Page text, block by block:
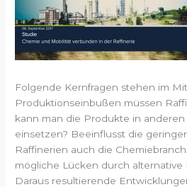
Folgende Kernfragen stehen im
Produktionseinbußen müssen
kann man die Produkte in
einsetzen? Beeinflusst die
Raffinerien auch die
mögliche Lücken durch alternative
Daraus resultierende